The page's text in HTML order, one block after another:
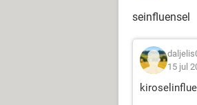
seinfluensel
15 jul